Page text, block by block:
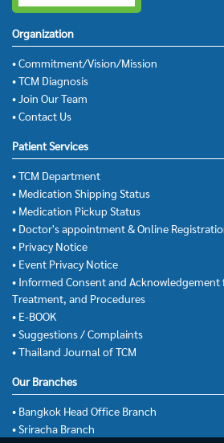
Organization
• Commitment/Vision/Mission
• TCM Diagnosis
• Join Our Team
• Contact Us
Patient Services
• TCM Department
• Medication Shipping Status
• Medication Pickup Status
• Doctor's appointment & Online
• Privacy Notice
• Event Privacy Notice
• Informed Consent and
Treatment, and Procedures
• E-BOOK
• Suggestions / Complaints
• Thailand Journal of TCM
Our Branches
• Bangkok Head Office Branch
• Sriracha Branch